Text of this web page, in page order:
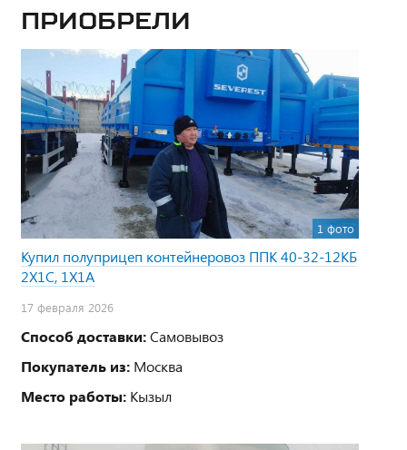
приобрели
1 фото
Купил полуприцеп контейнеровоз ППК 40-32-12КБ
2Х1С, 1Х1А
17 февраля 2026
Способ доставки:Самовывоз
Покупатель из: Москва
Место работы: Кызыл